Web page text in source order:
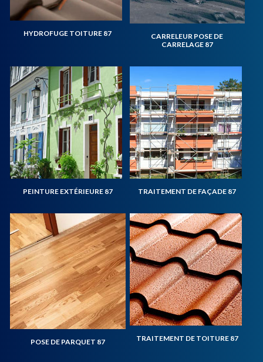
HYDROFUGE TOITURE 87
CARRELEUR POSE DE
CARRELAGE 87
PEINTURE EXTÉRIEURE 87 TRAITEMENT DE FAÇADE 87
POSE DE PARQUET 87 TRAITEMENT DE TOITURE 87